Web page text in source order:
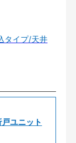
タイプ/天井
ユニット